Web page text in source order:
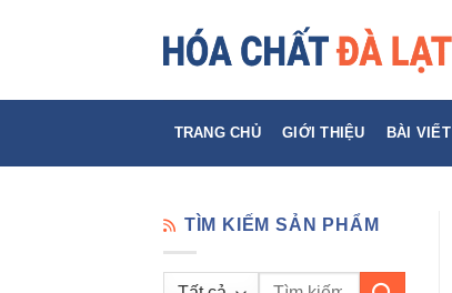
TRANG CHỦ GIỚI THIỆU BÀI VIẾT
TÌM KIẾM SẢN PHẨM
Tìm